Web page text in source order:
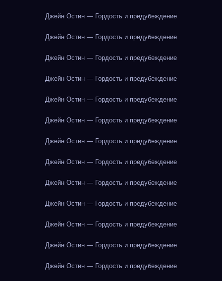
Джейн Остин — Гордость и предубеждение
Джейн Остин — Гордость и предубеждение
Джейн Остин — Гордость и предубеждение
Джейн Остин — Гордость и предубеждение
Джейн Остин — Гордость и предубеждение
Джейн Остин — Гордость и предубеждение
Джейн Остин — Гордость и предубеждение
Джейн Остин — Гордость и предубеждение
Джейн Остин — Гордость и предубеждение
Джейн Остин — Гордость и предубеждение
Джейн Остин — Гордость и предубеждение
Джейн Остин — Гордость и предубеждение
Джейн Остин — Гордость и предубеждение